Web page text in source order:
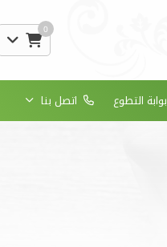
0
بوابة التطوع اتصل بنا